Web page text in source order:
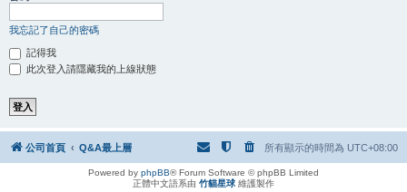
我忘記了自己的密碼
記得我
此次登入請隱藏我的上線狀態
公司首頁 Q&A最上層 所有顯示的時間為 UTC+08:00
Powered by phpBB® Forum Software © phpBB Limited
正體中文語系由 竹貓星球 維護製作